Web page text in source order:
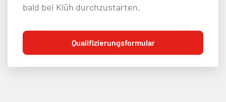
bald bei Klüh durchzustarten.
Qualifizierungsformular